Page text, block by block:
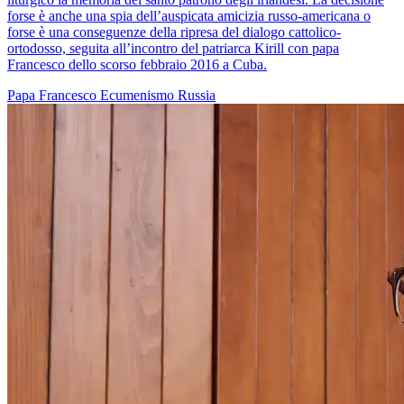
forse è anche una spia dell’auspicata amicizia russo-americana o
forse è una conseguenze della ripresa del dialogo cattolico-
ortodosso, seguita all’incontro del patriarca Kirill con papa
Francesco dello scorso febbraio 2016 a Cuba.
Papa Francesco Ecumenismo Russia